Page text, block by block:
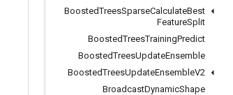
BoostedTreesSparseCalculateBest
FeatureSplit
BoostedTreesTrainingPredict
BoostedTreesUpdateEnsemble
BoostedTreesUpdateEnsembleV2
BroadcastDynamicShape